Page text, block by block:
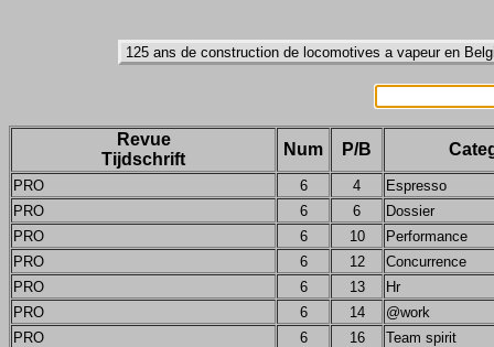
Revue
Tijdschrift
Num P/B
PRO 6 4
Espresso
PRO
6 6
Dossier
PRO
6 10
Performance
PRO
6 12
Concurrence
PRO
6 13
Hr
PRO
6 14
@work
PRO
6 16
Team spirit